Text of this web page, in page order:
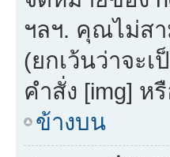
ฯลฯ. คุณไม่สา
(ยกเว้นว่าจะ
คำสั่ง [img] ห
ข้างบน